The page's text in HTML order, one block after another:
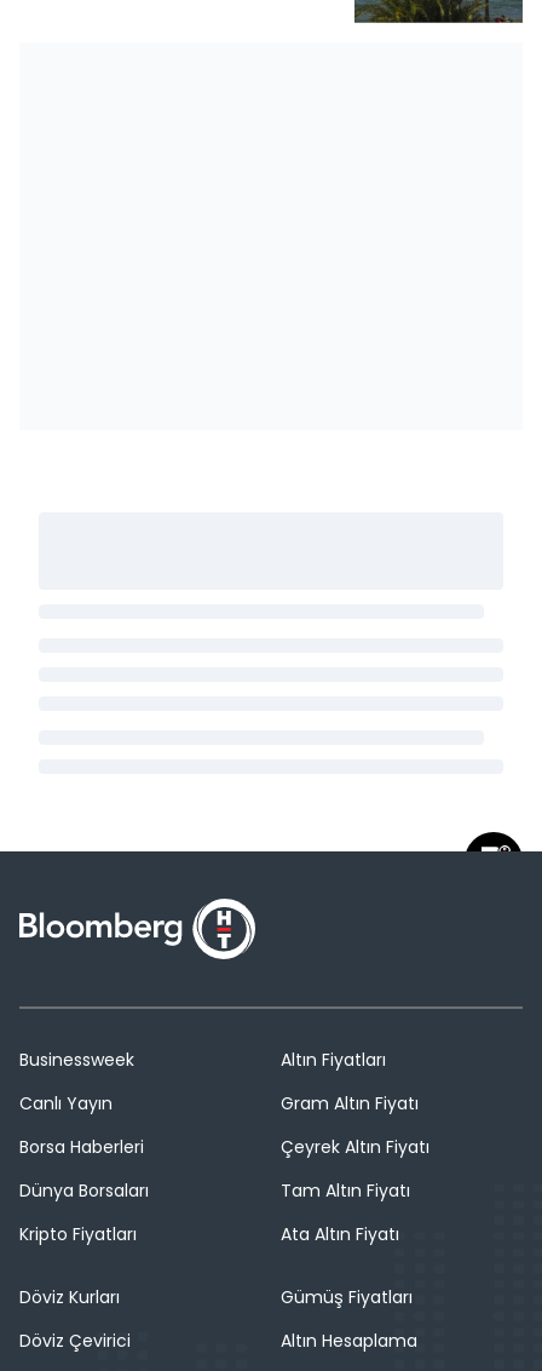
Businessweek
Canlı Yayın
Borsa Haberleri
Dünya Borsaları
Kripto Fiyatları
Altın Fiyatları
Gram Altın Fiyatı
Çeyrek Altın Fiyatı
Tam Altın Fiyatı
Ata Altın Fiyatı
Döviz Kurları
Döviz Çevirici
Gümüş Fiyatları
Altın Hesaplama